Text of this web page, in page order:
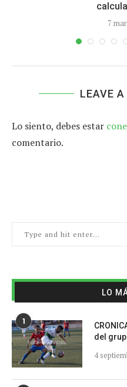
7
LEAVE
Lo siento, debes estar
comentario.
LO
1
del
4